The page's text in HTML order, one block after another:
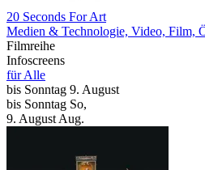
20 Seconds For Art
Medien & Technologie, Video, Film,
Filmreihe
Infoscreens
für Alle
bis Sonntag 9. August
bis Sonntag So,
9. August Aug.